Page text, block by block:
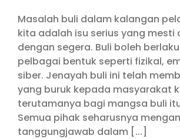
Masalah buli dalam kalangan
kita adalah isu serius yang mesti
dengan segera. Buli boleh
pelbagai bentuk seperti fizikal,
siber. Jenayah buli ini telah
yang buruk kepada masyarakat
terutamanya bagi mangsa buli
Semua pihak seharusnya
tanggungjawab dalam [...]